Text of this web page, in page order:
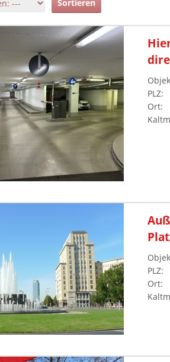
PLZ:
Ort:
PLZ:
Ort: